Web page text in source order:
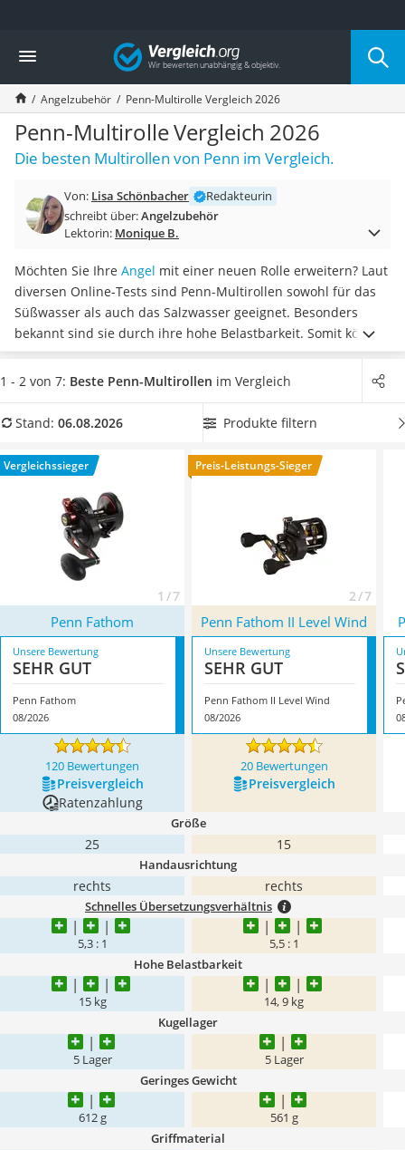
Die beliebtesten Vergleiche nach Kategorie
Freizeit & Sport
Gartentrampolin
Trampolin
Metalldetektor
Eufab-Fahrradträger
Trampolin 366 cm
Aluminium-Koffer
Futterboot
E-Bike-Dreirad
Trekkingschuhe Herren
Reisetasche mit Rollen
Klimmzugstation
Koffer
Nachtsichtgerät
Handgepäck-Koffer
Wanderschuhe Herren
Sicherheitsweste Reiten
Vergleich
Angelzubehör Penn-Multirolle Vergleich 2026
Penn-Multirolle Vergleich 2026
Die besten Multirollen von Penn im Vergleich.
Von: Lisa Schönbacher
Redakteurin
schreibt über:Angelzubehör
Lektorin: Monique B.
Möchten Sie Ihre Angel mit einer neuen Rolle erweitern? Laut
diversen Online-Tests sind Penn-Multirollen sowohl für das
Süßwasser als auch das Salzwasser geeignet. Besonders
bekannt sind sie durch ihre hohe Belastbarkeit. Somit können
Sieauch größere Fische angeln, ohne dass etwas von der
Angel abbricht. Für den deutschen Gründer des
ausschließlich robuste Teile zu verkaufen. In unserer
schnellen Übersetzungsverhältnis, um Fische so schnell wie
möglich aus dem Wasser ziehen zu können. Überzeugt hat
uns hier im August 2026 besonders das Modell
* mit seinen Eigenschaften.
1 - 2 von 7: Beste Penn-Multirollen im Vergleich
Stand: 06.08.2026 Produkte filtern
Vergleichssieger
1 / 7
Preis-Leistungs-Sieger
2 / 7
Penn Fathom Penn Fathom II Level Wind
Unsere Bewertung
SEHR GUT
Penn Fathom
08/2026
Unsere Bewertung
SEHR GUT
Penn Fathom II Level Wind
08/2026
120 Bewertungen 20 Bewertungen
Preis­vergleich
Preis­vergleich
Ratenzahlung
Größe
25 15
Handausrichtung
rechts rechts
Schnelles Übersetzungsverhältnis
5,3 : 1 5,5 : 1
Hohe Belastbarkeit
15 kg 14, 9 kg
Kugellager
5 Lager 5 Lager
Geringes Gewicht
612 g 561 g
Griffmaterial